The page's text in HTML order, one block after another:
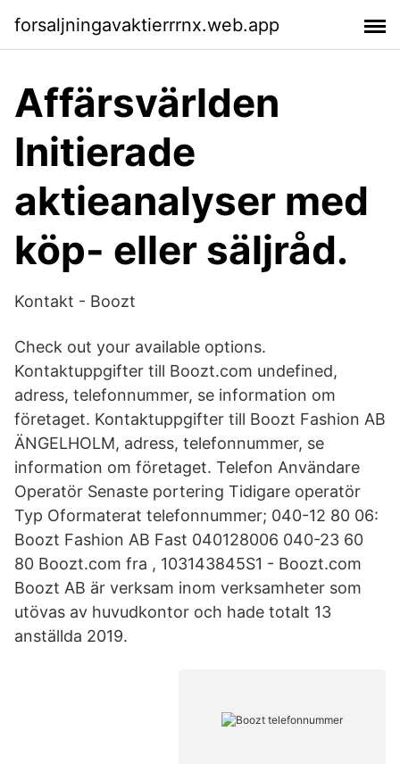
forsaljningavaktierrrnx.web.app
Affärsvärlden
Initierade
aktieanalyser med
köp- eller säljråd.
Kontakt - Boozt
Check out your available options.
Kontaktuppgifter till Boozt.com undefined,
adress, telefonnummer, se information om
företaget. Kontaktuppgifter till Boozt Fashion AB
ÄNGELHOLM, adress, telefonnummer, se
information om företaget. Telefon Användare
Operatör Senaste portering Tidigare operatör
Typ Oformaterat telefonnummer; 040-12 80 06:
Boozt Fashion AB Fast 040128006 040-23 60
80 Boozt.com fra , 103143845S1 - Boozt.com
Boozt AB är verksam inom verksamheter som
utövas av huvudkontor och hade totalt 13
anställda 2019.